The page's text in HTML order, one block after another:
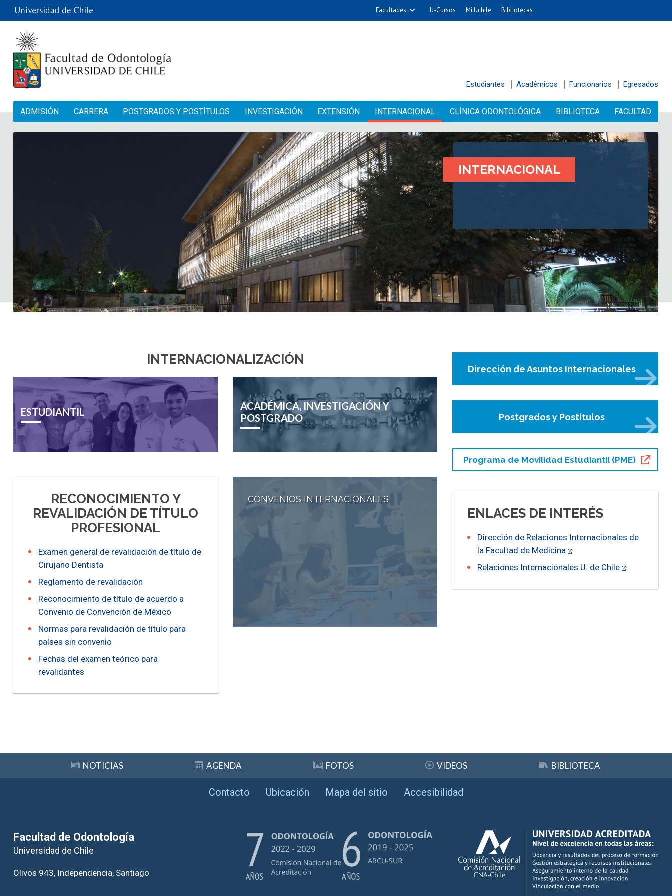
Facultades U-Cursos Mi Uchile Bibliotecas
Estudiantes Académicos Funcionarios Egresados
ADMISIÓN CARRERA POSTGRADOS Y POSTÍTULOS INVESTIGACIÓN EXTENSIÓN INTERNACIONAL CLÍNICA ODONTOLÓGICA BIBLIOTECA FACULTAD
INTERNACIONAL
INTERNACIONALIZACIÓN
ESTUDIANTIL
ACADÉMICA, INVESTIGACIÓN Y
POSTGRADO
RECONOCIMIENTO Y
REVALIDACIÓN DE TÍTULO
PROFESIONAL
Examen general de revalidación de título de
Cirujano Dentista
Reglamento de revalidación
Reconocimiento de título de acuerdo a
Convenio de Convención de México
Normas para revalidación de título para
países sin convenio
Fechas del examen teórico para
revalidantes
CONVENIOS INTERNACIONALES
Dirección de Asuntos Internacionales
Postgrados y Postítulos
Programa de Movilidad Estudiantil (PME)
ENLACES DE INTERÉS
Dirección de Relaciones Internacionales de
la Facultad de Medicina
Relaciones Internacionales U. de Chile
NOTICIAS AGENDA FOTOS VIDEOS BIBLIOTECA
Contacto Ubicación Mapa del sitio Accesibilidad
Facultad de Odontología
Universidad de Chile
Olivos 943, Independencia, Santiago